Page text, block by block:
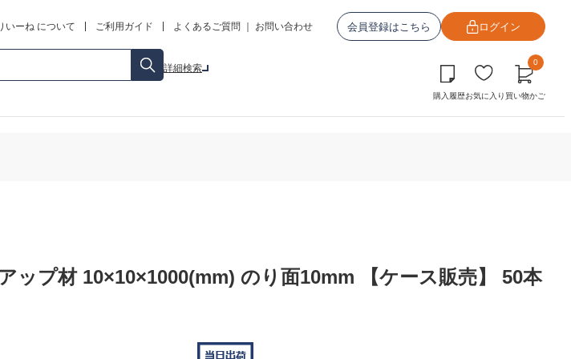
いーね について ご利用ガイド よくあるご質問 お問い合わせ 会員登録はこちら ログイン
詳細検索
購入履歴お気に入り
0
買い物かご
ップ材 10×10×1000(mm) のり面10mm 【ケース販売】 50本